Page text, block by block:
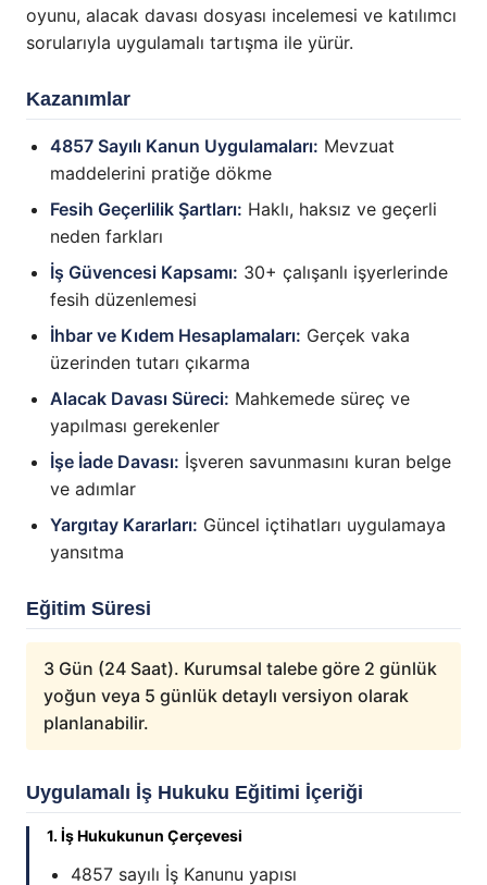
oyunu, alacak davası dosyası incelemesi ve katılımcı
sorularıyla uygulamalı tartışma ile yürür.
Kazanımlar
4857 Sayılı Kanun Uygulamaları: Mevzuat
maddelerini pratiğe dökme
Fesih Geçerlilik Şartları: Haklı, haksız ve geçerli
neden farkları
İş Güvencesi Kapsamı: 30+ çalışanlı işyerlerinde
fesih düzenlemesi
İhbar ve Kıdem Hesaplamaları: Gerçek vaka
üzerinden tutarı çıkarma
Alacak Davası Süreci: Mahkemede süreç ve
yapılması gerekenler
İşe İade Davası: İşveren savunmasını kuran belge
ve adımlar
Yargıtay Kararları: Güncel içtihatları uygulamaya
yansıtma
Eğitim Süresi
3 Gün (24 Saat). Kurumsal talebe göre 2 günlük
yoğun veya 5 günlük detaylı versiyon olarak
planlanabilir.
Uygulamalı İş Hukuku Eğitimi İçeriği
1. İş Hukukunun Çerçevesi
4857 sayılı İş Kanunu yapısı